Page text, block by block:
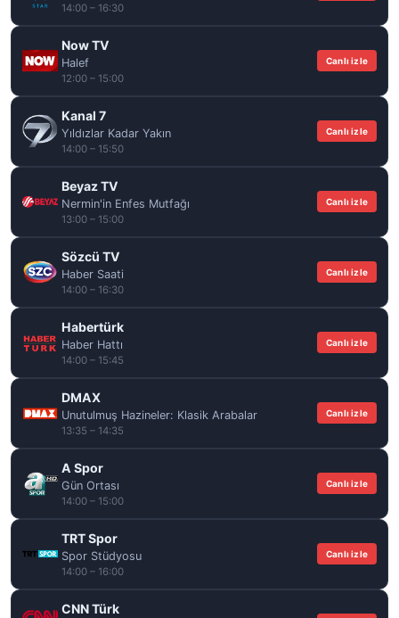
14:00 – 16:30
Now TV
Halef
12:00 – 15:00
Canlı izle
Kanal 7
Yıldızlar Kadar Yakın
14:00 – 15:50
Canlı izle
Beyaz TV
Nermin'in Enfes Mutfağı
13:00 – 15:00
Canlı izle
Sözcü TV
Haber Saati
14:00 – 16:30
Canlı izle
Habertürk
Haber Hattı
14:00 – 15:45
Canlı izle
DMAX
Unutulmuş Hazineler: Klasik Arabalar
13:35 – 14:35
Canlı izle
A Spor
Gün Ortası
14:00 – 15:00
Canlı izle
TRT Spor
Spor Stüdyosu
14:00 – 16:00
Canlı izle
CNN Türk